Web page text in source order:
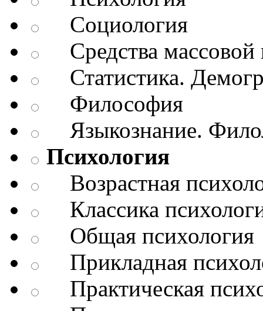
Социология
Средства
Статистика.
Философия
Языкознание.
Психология
Возрастная
Классика
Общая психология
Прикладная
Практическая